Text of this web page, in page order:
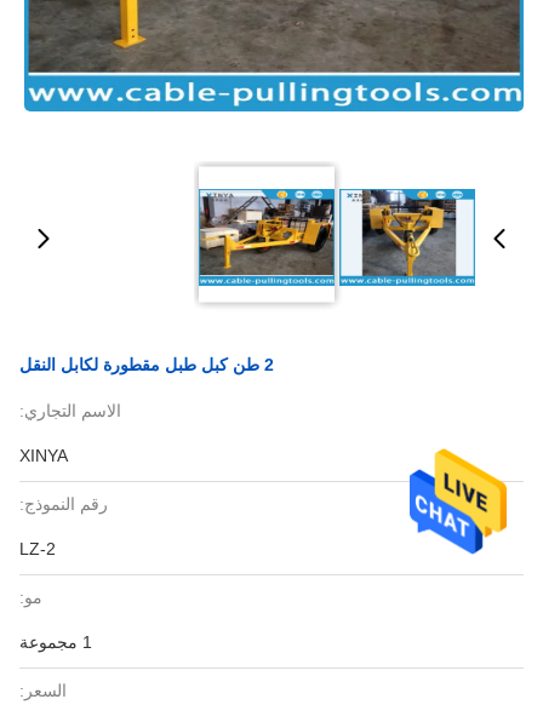
2 طن كبل طبل مقطورة لكابل النقل
الاسم التجاري:
XINYA
رقم النموذج:
LZ-2
مو:
السعر: